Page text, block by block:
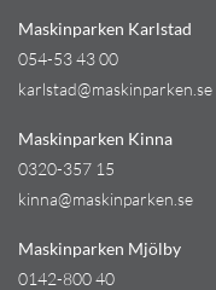
Maskinparken Karlstad
054-53 43 00
karlstad@maskinparken.se
Maskinparken Kinna
0320-357 15
kinna@maskinparken.se
Maskinparken Mjölby
0142-800 40